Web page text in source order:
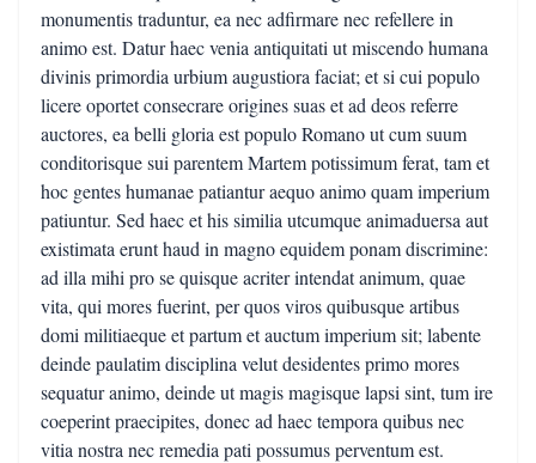
monumentis traduntur, ea nec adfirmare nec refellere in
animo est. Datur haec venia antiquitati ut miscendo humana
divinis primordia urbium augustiora faciat; et si cui populo
licere oportet consecrare origines suas et ad deos referre
auctores, ea belli gloria est populo Romano ut cum suum
conditorisque sui parentem Martem potissimum ferat, tam et
hoc gentes humanae patiantur aequo animo quam imperium
patiuntur. Sed haec et his similia utcumque animaduersa aut
existimata erunt haud in magno equidem ponam discrimine:
ad illa mihi pro se quisque acriter intendat animum, quae
vita, qui mores fuerint, per quos viros quibusque artibus
domi militiaeque et partum et auctum imperium sit; labente
deinde paulatim disciplina velut desidentes primo mores
sequatur animo, deinde ut magis magisque lapsi sint, tum ire
coeperint praecipites, donec ad haec tempora quibus nec
vitia nostra nec remedia pati possumus perventum est.